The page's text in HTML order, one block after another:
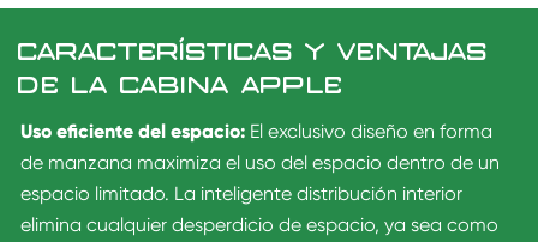
CARACTERÍSTICAS Y VENTAJAS
DE LA CABINA APPLE
Uso eficiente del espacio: El exclusivo diseño en forma
de manzana maximiza el uso del espacio dentro de un
espacio limitado. La inteligente distribución interior
elimina cualquier desperdicio de espacio, ya sea como